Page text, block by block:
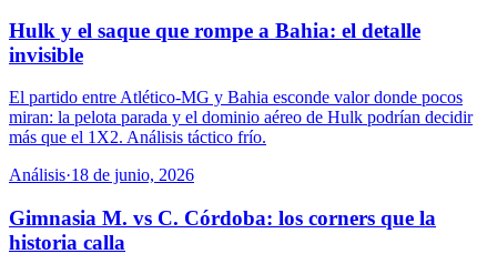
Hulk y el saque que rompe a Bahia: el detalle
invisible
El partido entre Atlético-MG y Bahia esconde valor donde pocos
miran: la pelota parada y el dominio aéreo de Hulk podrían decidir
más que el 1X2. Análisis táctico frío.
Análisis·18 de junio, 2026
Gimnasia M. vs C. Córdoba: los corners que la
historia calla